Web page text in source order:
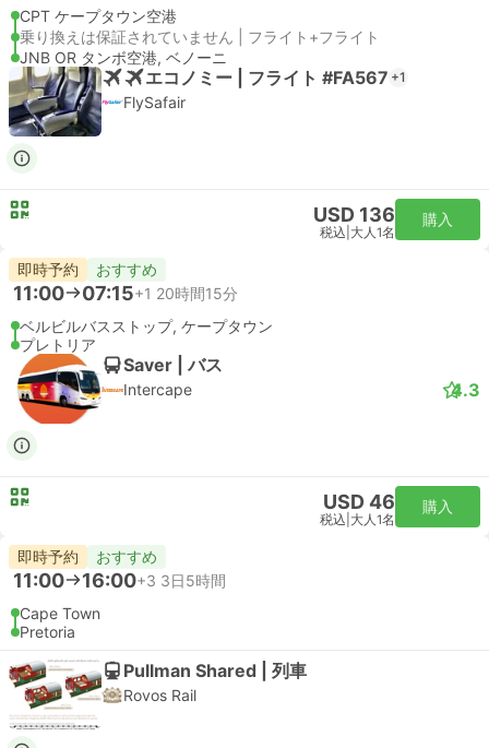
CPT ケープタウン空港
乗り換えは保証されていません | フライト+フライト
JNB OR タンボ空港, ベノーニ
エコノミー | フライト #FA567 +1
FlySafair
USD 136
税込 大人1名
購入
即時予約 おすすめ
11:00 07:15+1 20時間15分
ベルビルバスストップ, ケープタウン
プレトリア
Saver | バス
Intercape 4.3
USD 46
税込 大人1名
購入
即時予約 おすすめ
11:00 16:00+3 3日5時間
Cape Town
Pretoria
Pullman Shared | 列車
Rovos Rail